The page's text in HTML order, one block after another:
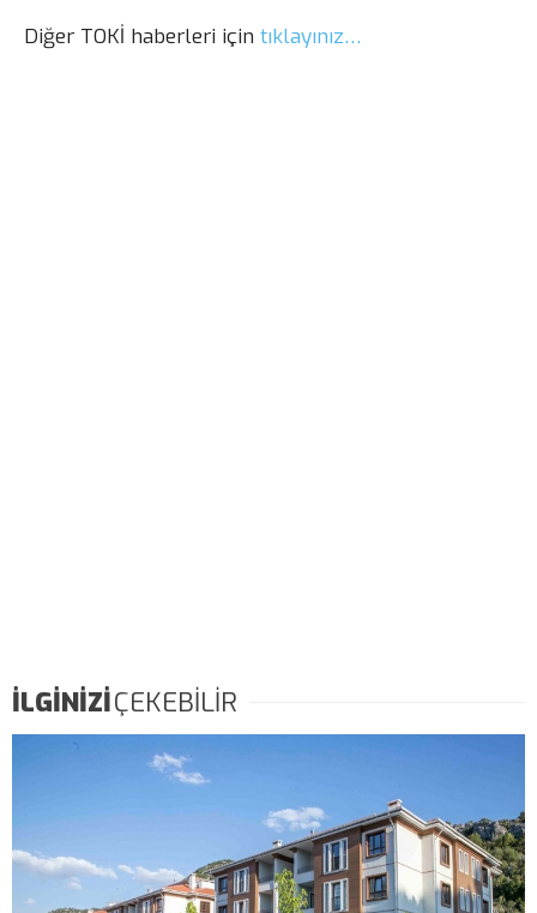
Diğer TOKİ haberleri için tıklayınız…
İLGİNİZİÇEKEBİLİR